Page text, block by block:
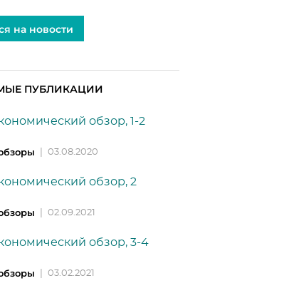
на новости
ПУБЛИКАЦИИ
обзор, 1-2
03.08.2020
обзор, 2
02.09.2021
обзор, 3-4
03.02.2021